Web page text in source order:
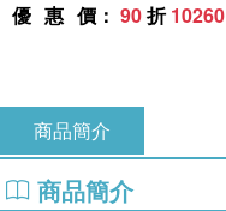
優惠價 ： 90折10260
商品簡介
商品簡介